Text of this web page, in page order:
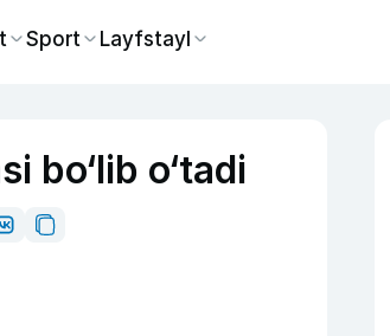
Sport Layfstayl
bo‘lib o‘tadi